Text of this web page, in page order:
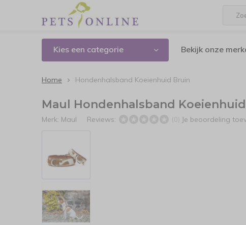
Kies een categorie Bekijk onze
Home Hondenhalsband Koeienhuid Bruin
Maul Hondenhalsband
Merk: Maul Reviews: (0) Je beoordeling